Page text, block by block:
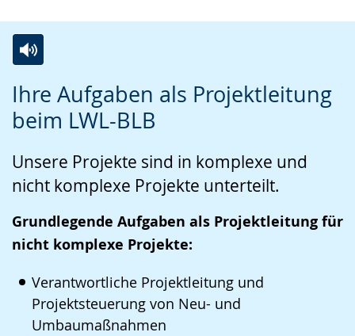
Ihre Aufgaben als Projektleitung
beim LWL-BLB
Unsere Projekte sind in komplexe und
nicht komplexe Projekte unterteilt.
Grundlegende Aufgaben als Projektleitung für
nicht komplexe Projekte:
Verantwortliche Projektleitung und
Projektsteuerung von Neu- und
Umbaumaßnahmen
Leichten
Sprache
Audio-
Unterstützung.
Video
in
Gebärdensprache
wird
angezeigt.